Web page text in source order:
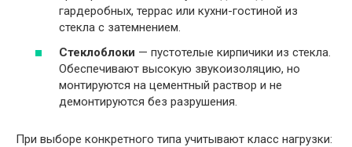
гардеробных, террас или кухни-гостиной из
стекла с затемнением.
Стеклоблоки — пустотелые кирпичики из стекла.
Обеспечивают высокую звукоизоляцию, но
монтируются на цементный раствор и не
демонтируются без разрушения.
При выборе конкретного типа учитывают класс нагрузки: